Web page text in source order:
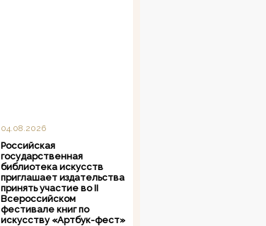
04.08.2026
Российская
государственная
библиотека искусств
приглашает издательства
принять участие во II
Всероссийском
фестивале книг по
искусству «Артбук-фест»